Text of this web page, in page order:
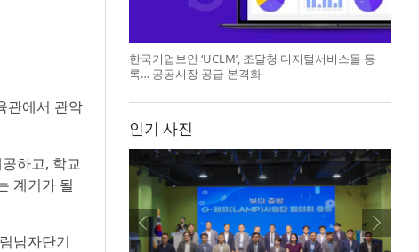
관에서 관악
하고, 학교
계기가 될
남자단기
한국기업보안 ‘UCLM’, 조달청 디지털서비스몰 등
록… 공공시장 공급 본격화
인기 사진